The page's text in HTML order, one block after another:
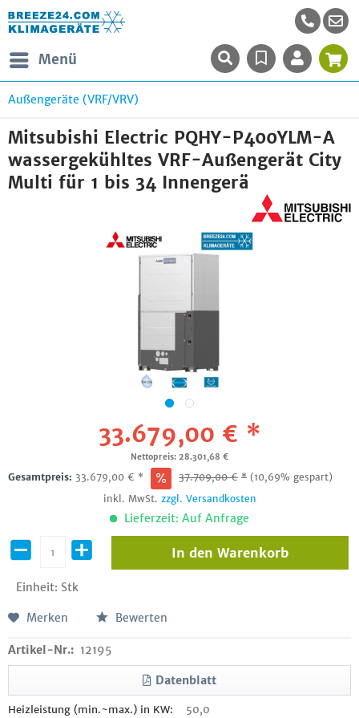
Menü
Außengeräte (VRF/VRV)
Mitsubishi Electric PQHY-P400YLM-A
wassergekühltes VRF-Außengerät City
Multi für 1 bis 34 Innengerä
33.679,00 € *
Nettopreis: 28.301,68 €
Gesamtpreis: 33.679,00 € * 37.709,00€ * (10,69% gespart)
inkl. MwSt. zzgl. Versandkosten
Lieferzeit: Auf Anfrage
Einheit: Stk
In den Warenkorb
Merken Bewerten
Artikel-Nr.: 12195
Datenblatt
Heizleistung (min.~max.) in KW: 50,0